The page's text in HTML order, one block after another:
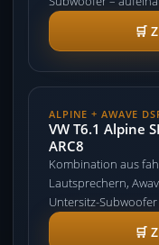
🛒
ALPINE + AWAVE
VW T6.1 Alpine
ARC8
Kombination aus
Lautsprechern,
Untersitz-
🛒